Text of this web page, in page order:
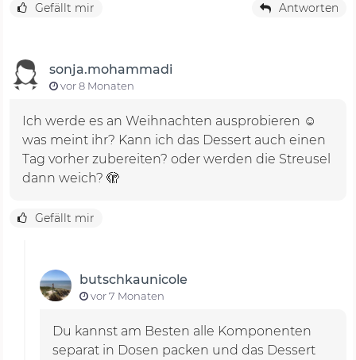
Gefällt mir Antworten
sonja.mohammadi
vor 8 Monaten
Ich werde es an Weihnachten ausprobieren ☺️
was meint ihr? Kann ich das Dessert auch einen
Tag vorher zubereiten? oder werden die Streusel
dann weich? 🫣
Gefällt mir
butschkaunicole
vor 7 Monaten
Du kannst am Besten alle Komponenten
separat in Dosen packen und das Dessert